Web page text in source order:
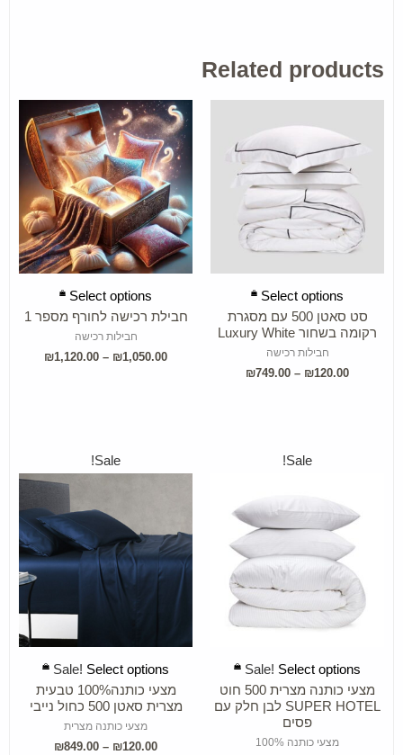
Related products
Select options
סט סאטן 500 עם מסגרת
רקומה בשחור Luxury White
חבילות רכישה
₪120.00
–
₪749.00
SELECT OPTIONS
Select options
חבילת רכישה לחורף מספר 1
חבילות רכישה
₪1,050.00
–
₪1,120.00
SELECT OPTIONS
Sale!
Sale! Select options
מצעי כותנה מצרית 500 חוט
SUPER HOTEL לבן חלק עם
פסים
מצעי כותנה 100%
SELECT OPTIONS
Sale!
Sale! Select options
מצעי כותנה100% טבעית
מצרית סאטן 500 כחול נייבי
מצעי כותנה מצרית
₪120.00
–
₪849.00
SELECT OPTIONS